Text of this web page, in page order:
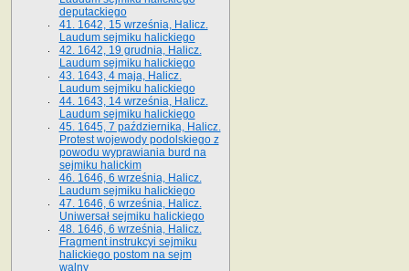
deputackiego
41. 1642, 15 września, Halicz.
Laudum sejmiku halickiego
42. 1642, 19 grudnia, Halicz.
Laudum sejmiku halickiego
43. 1643, 4 maja, Halicz.
Laudum sejmiku halickiego
44. 1643, 14 września, Halicz.
Laudum sejmiku halickiego
45. 1645, 7 października, Halicz.
Protest wojewody podolskiego z
powodu wyprawiania burd na
sejmiku halickim
46. 1646, 6 września, Halicz.
Laudum sejmiku halickiego
47. 1646, 6 września, Halicz.
Uniwersał sejmiku halickiego
48. 1646, 6 września, Halicz.
Fragment instrukcyi sejmiku
halickiego postom na sejm
walny